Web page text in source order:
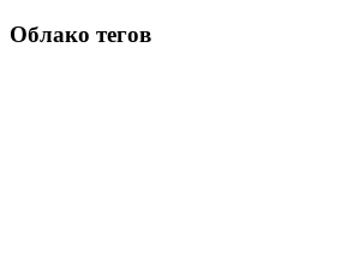
Облако тегов